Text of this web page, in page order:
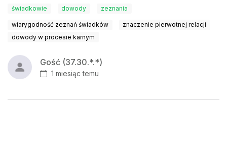
świadkowie dowody zeznania
wiarygodność zeznań świadków
znaczenie pierwotnej relacji
dowody w procesie karnym
Gość (37.30.*.*)
1 miesiąc temu